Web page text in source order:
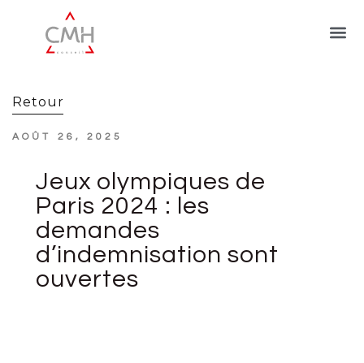
Retour
AOÛT 26, 2025
Jeux olympiques de
Paris 2024 : les
demandes
d’indemnisation sont
ouvertes